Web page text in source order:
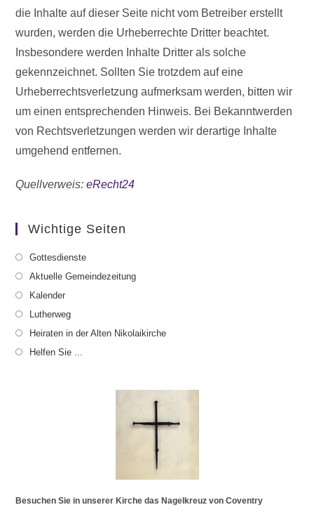
die Inhalte auf dieser Seite nicht vom Betreiber erstellt
wurden, werden die Urheberrechte Dritter beachtet.
Insbesondere werden Inhalte Dritter als solche
gekennzeichnet. Sollten Sie trotzdem auf eine
Urheberrechtsverletzung aufmerksam werden, bitten wir
um einen entsprechenden Hinweis. Bei Bekanntwerden
von Rechtsverletzungen werden wir derartige Inhalte
umgehend entfernen.
Quellverweis:eRecht24
Wichtige Seiten
Gottesdienste
Aktuelle Gemeindezeitung
Kalender
Lutherweg
Heiraten in der Alten Nikolaikirche
Helfen Sie ...
Besuchen Sie in unserer Kirche das Nagelkreuz von Coventry